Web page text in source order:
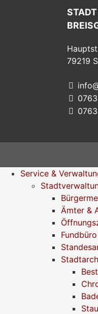
79219
Service &
Ämter &
Fundbüro